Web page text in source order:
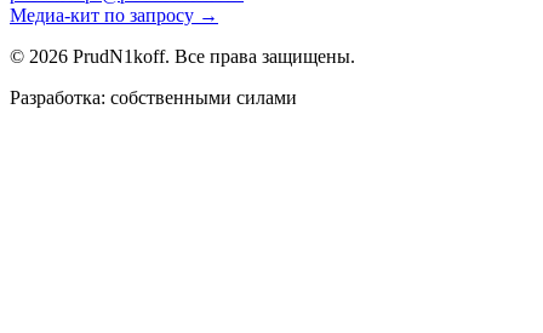
Медиа-кит по запросу →
© 2026 PrudN1koff. Все права защищены.
Разработка: собственными силами